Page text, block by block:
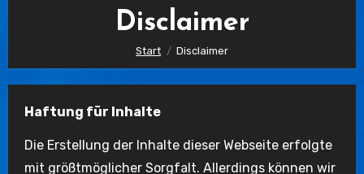
Disclaimer
Start Disclaimer
Haftung für Inhalte
Die Erstellung der Inhalte dieser Webseite erfolgte
mit größtmöglicher Sorgfalt. Allerdings können wir